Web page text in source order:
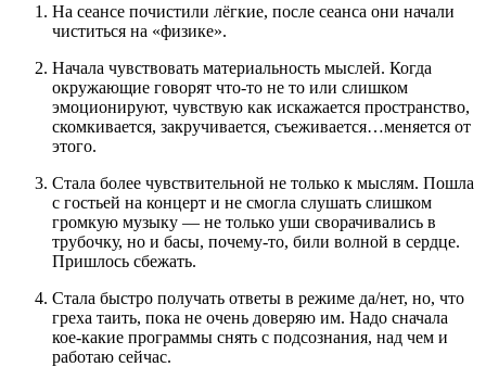
На сеансе почистили лёгкие, после сеанса они начали
чиститься на «физике».
Начала чувствовать материальность мыслей. Когда
окружающие говорят что-то не то или слишком
эмоционируют, чувствую как искажается пространство,
скомкивается, закручивается, съеживается…меняется от
этого.
Стала более чувствительной не только к мыслям. Пошла
с гостьей на концерт и не смогла слушать слишком
громкую музыку — не только уши сворачивались в
трубочку, но и басы, почему-то, били волной в сердце.
Пришлось сбежать.
Стала быстро получать ответы в режиме да/нет, но, что
греха таить, пока не очень доверяю им. Надо сначала
кое-какие программы снять с подсознания, над чем и
работаю сейчас.